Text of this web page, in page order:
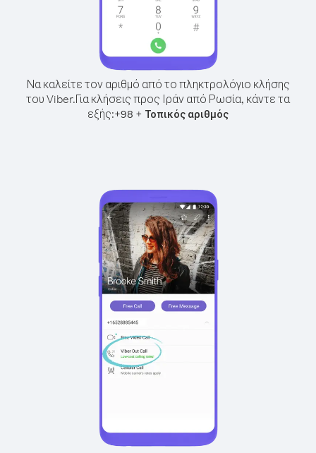
Να καλείτε τον αριθμό από το πληκτρολόγιο κλήσης
του Viber.Για κλήσεις προς Ιράν από Ρωσία, κάντε τα
εξής:+98 + Τοπικός αριθμός